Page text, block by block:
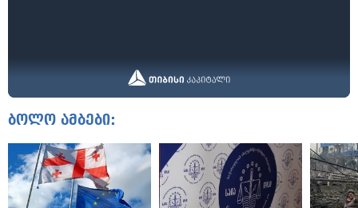
ბოლო ამბები: